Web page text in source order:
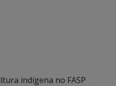
indígena no FASP